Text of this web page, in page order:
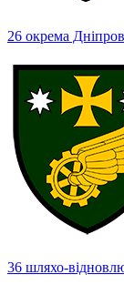
26 окрема
36 шляхо-